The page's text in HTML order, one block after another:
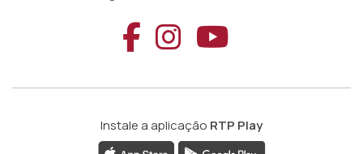
Aceder ao
Aceder ao
Aceder
Instale a aplicação RTP Play